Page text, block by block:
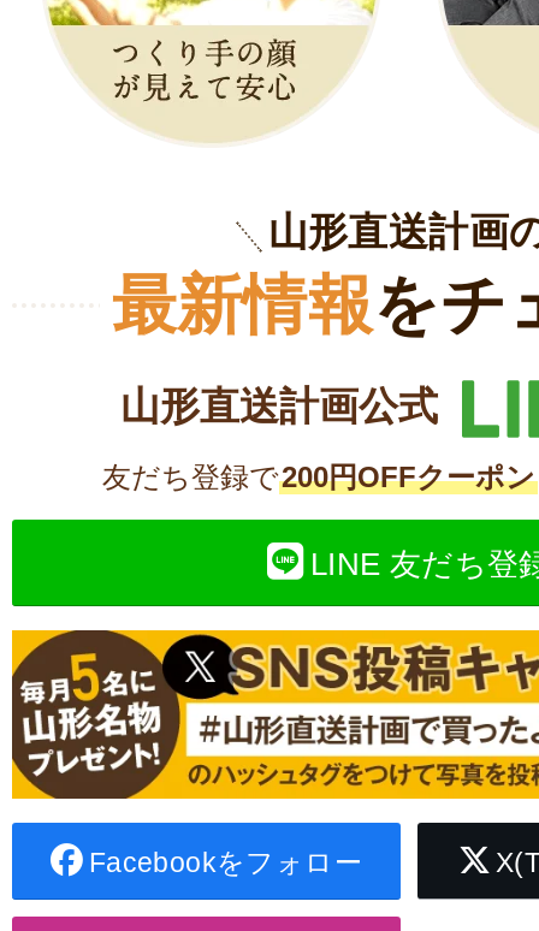
山形直送計画
最新情報をチ
山形直送計画公式
友だち登録で200円OFFクーポン
LINE 友だち登
Facebookをフォロー